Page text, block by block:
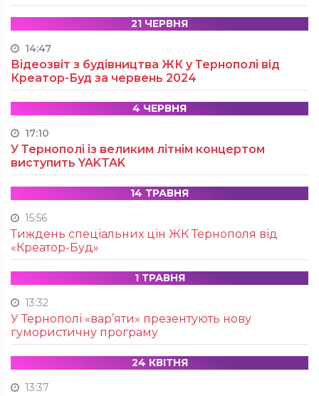
21 ЧЕРВНЯ
14:47
Відеозвіт з будівництва ЖК у Тернополі від
Креатор-Буд за червень 2024
4 ЧЕРВНЯ
17:10
У Тернополі із великим літнім концертом
виступить YAKTAK
14 ТРАВНЯ
15:56
Тиждень спеціальних цін ЖК Тернополя від
«Креатор-Буд»
1 ТРАВНЯ
13:32
У Тернополі «вар’яти» презентують нову
гумористичну програму
24 КВІТНЯ
13:37